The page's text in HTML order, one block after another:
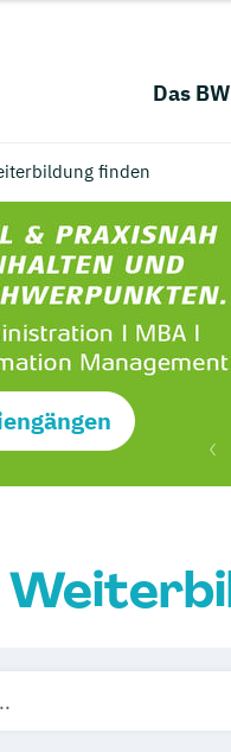
Das
finden